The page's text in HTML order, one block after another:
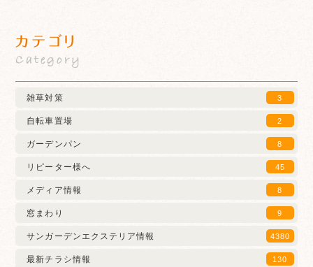
カテゴリ
Category
雑草対策 3
自転車置場 2
ガーデンパン 8
リピーター様へ 45
メディア情報 8
窓まわり 9
サンガーデンエクステリア情報 4380
最新チラシ情報 130